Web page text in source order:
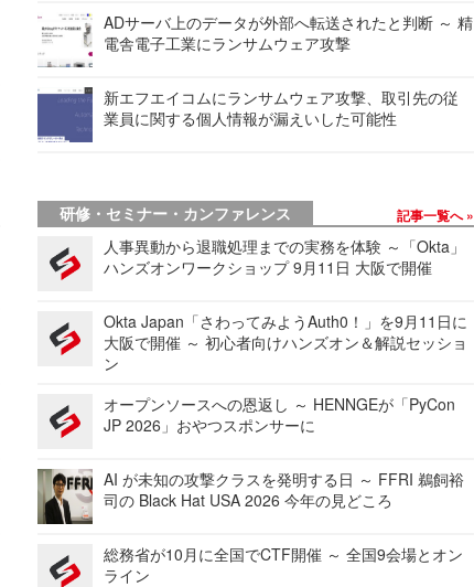
ADサーバ上のデータが外部へ転送されたと判断 ～ 精
電舎電子工業にランサムウェア攻撃
新エフエイコムにランサムウェア攻撃、取引先の従
業員に関する個人情報が漏えいした可能性
研修・セミナー・カンファレンス 記事一覧へ
人事異動から退職処理までの実務を体験 ～「Okta」
ハンズオンワークショップ 9月11日 大阪で開催
Okta Japan「さわってみようAuth0！」を9月11日に
大阪で開催 ～ 初心者向けハンズオン＆解説セッショ
ン
オープンソースへの恩返し ～ HENNGEが「PyCon
JP 2026」おやつスポンサーに
AI が未知の攻撃クラスを発明する日 ～ FFRI 鵜飼裕
司の Black Hat USA 2026 今年の見どころ
総務省が10月に全国でCTF開催 ～ 全国9会場とオン
ライン